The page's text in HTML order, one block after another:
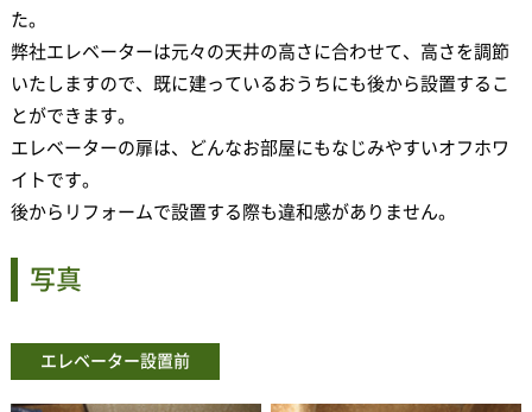
た。
弊社エレベーターは元々の天井の高さに合わせて、高さを調節
いたしますので、既に建っているおうちにも後から設置するこ
とができます。
エレベーターの扉は、どんなお部屋にもなじみやすいオフホワ
イトです。
後からリフォームで設置する際も違和感がありません。
写真
エレベーター設置前